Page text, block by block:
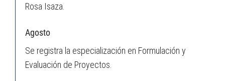
Rosa Isaza.
Agosto
Se registra la especialización en Formulación y
Evaluación de Proyectos.